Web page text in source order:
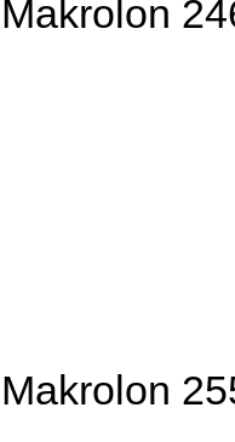
Makrolon
Makrolon